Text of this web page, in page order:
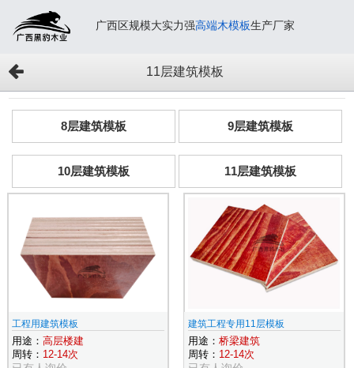
广西区规模大实力强高端木模板生产厂家
11层建筑模板
8层建筑模板 9层建筑模板
10层建筑模板 11层建筑模板
工程用建筑模板
用途： 高层楼建
周转： 12-14次
建筑工程专用11层模板
用途： 桥梁建筑
周转： 12-14次